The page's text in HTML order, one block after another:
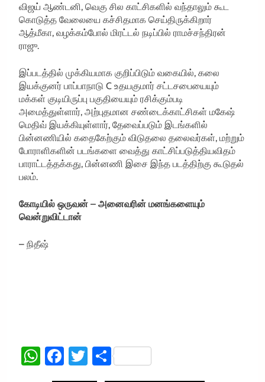
விஜய் ஆண்டனி, வெகு சில காட்சிகளில் வந்தாலும் கூட
கொடுத்த வேலையை கச்சிதமாக செய்திருக்கிறார்
ஆத்மீகா, வழக்கம்போல் மிரட்டல் நடிப்பில் ராமச்சந்திரன்
ராஜு.
இப்படத்தில் முக்கியமாக குறிப்பிடும் வகையில், கலை
இயக்குனர் பாப்பாநாடு C உதயகுமார் சட்டசபையையும்
மக்கள் குடியிருப்பு பகுதியையும் ரசிக்கும்படி
அமைத்துள்ளார், அற்புதமான சண்டைக்காட்சிகள் மகேஷ்
மெதிவ் இயக்கியுள்ளார், தேவைப்படும் இடங்களில்
பின்னணியில் கதைகேற்கும் விடுதலை தலைவர்கள், மற்றும்
போராளிகளின் படங்களை வைத்து காட்சிப்படுத்தியவிதம்
பாராட்டத்தக்கது, பின்னணி இசை இந்த படத்திற்கு கூடுதல்
பலம்.
கோடியில் ஒருவன் – அனைவரின் மனங்களையும்
வென்றுவிட்டான்
– நிதீஷ்
WhatsApp
Facebook
TwitterShare